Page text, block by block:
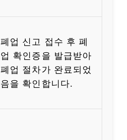
폐업 신고 접수 후 폐
업 확인증을 발급받아
폐업 절차가 완료되었
음을 확인합니다.